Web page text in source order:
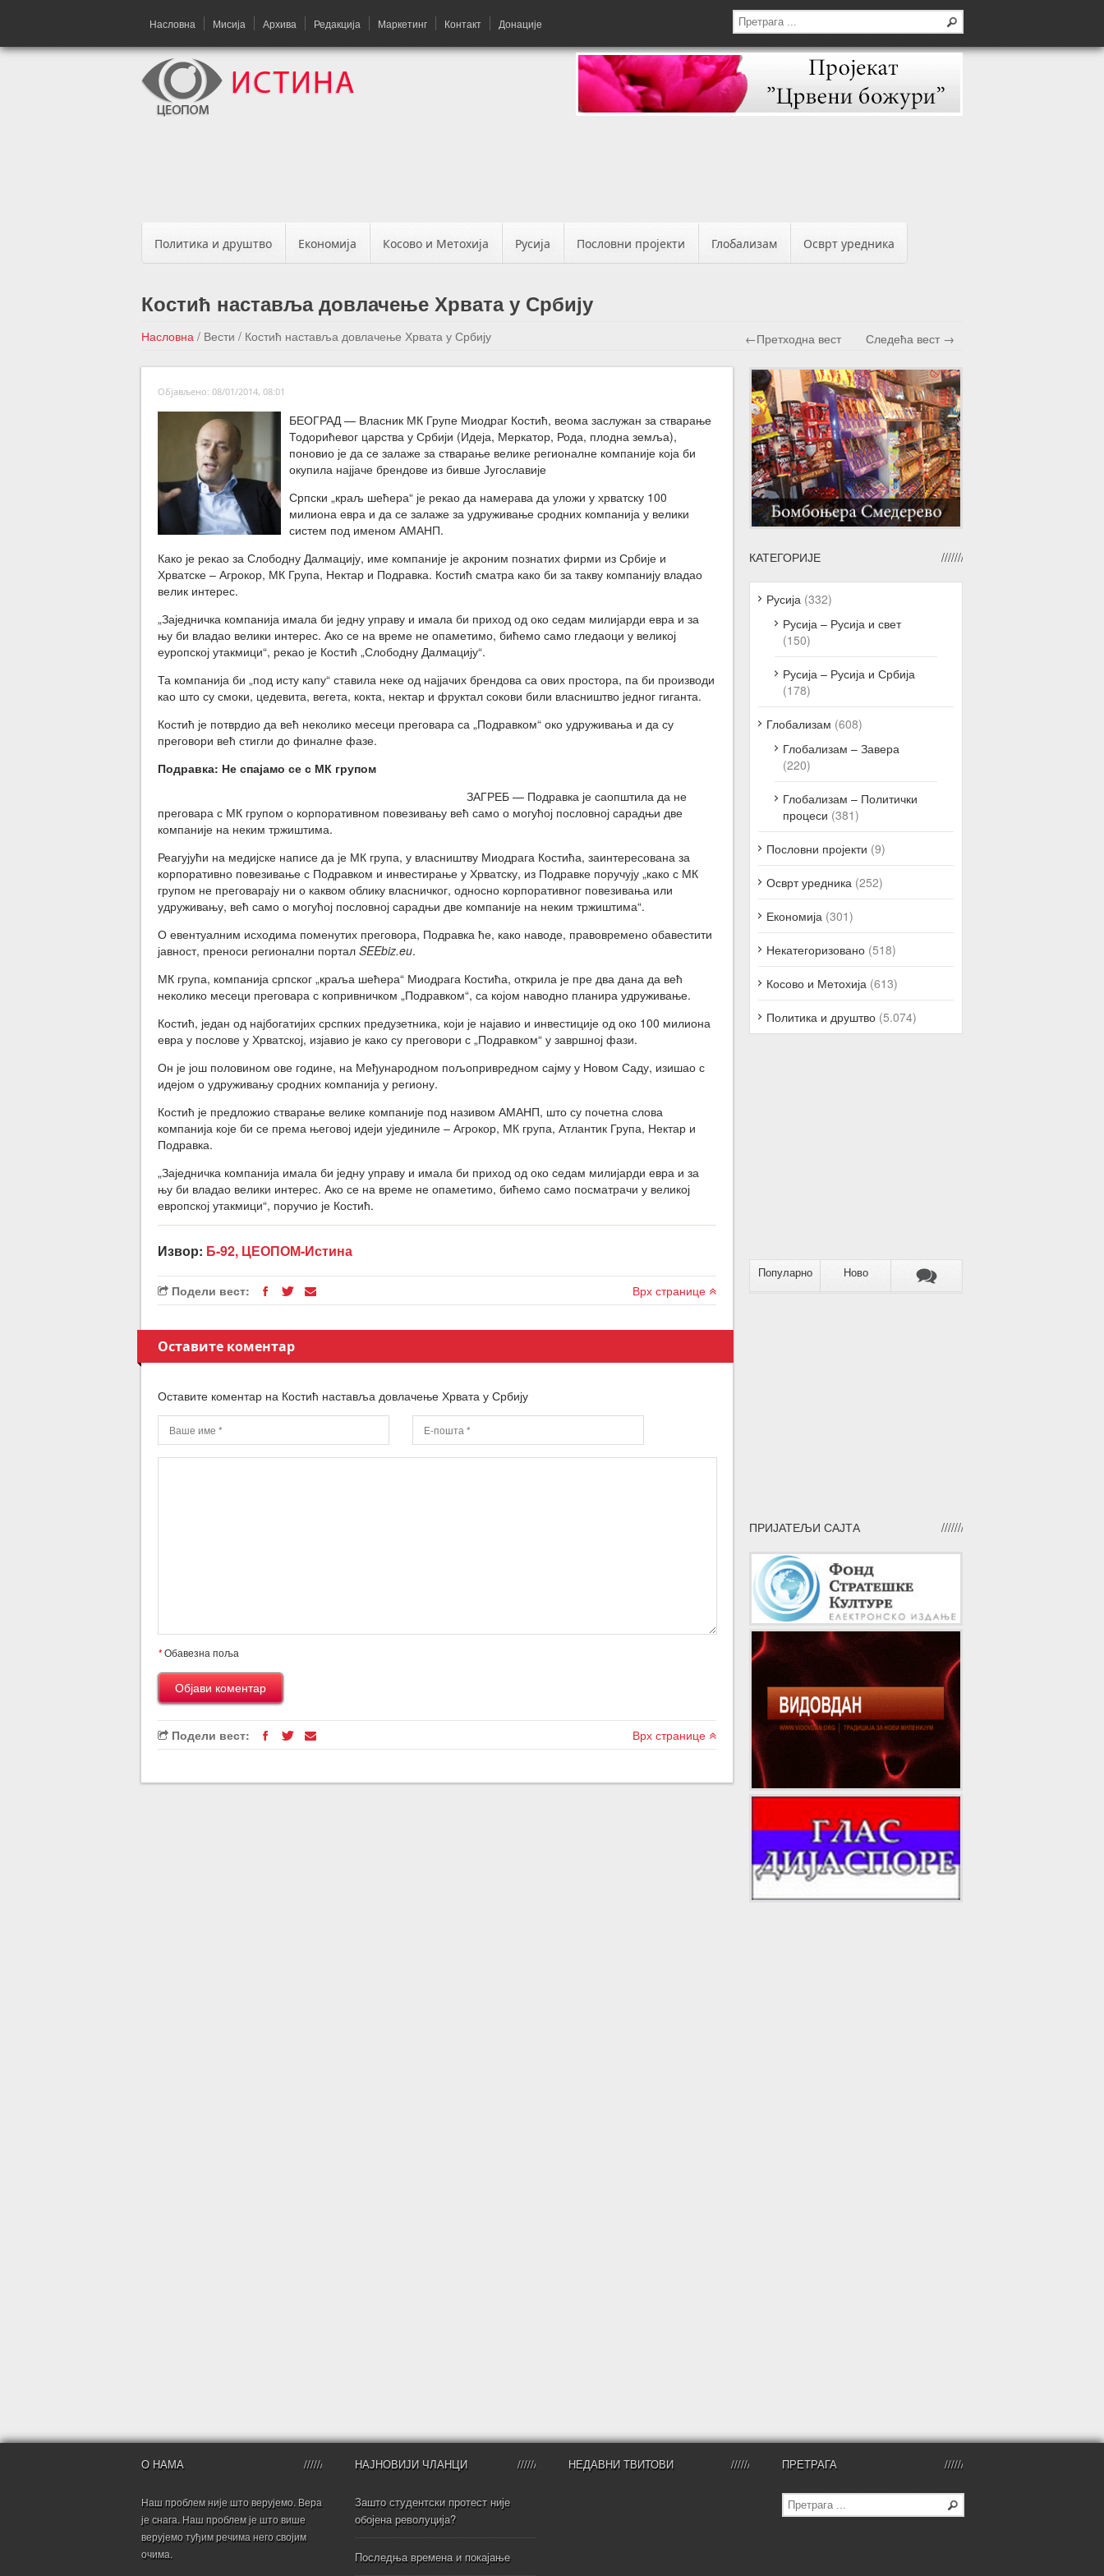
Насловна Мисија Архива Редакција Маркетинг Контакт Донације
Политика и друштво Економија Косово и Метохија Русија Пословни пројекти Глобализам Осврт уредника
Костић наставља довлачење Хрвата у Србију
Насловна / Вести / Костић наставља довлачење Хрвата у Србију ←Претходна вест Следећа вест →
Објављено: 08/01/2014, 08:01
БЕОГРАД — Власник МК Групе Миодраг Костић, веома заслужан за стварање
Тодорићевог царства у Србији (Идеја, Меркатор, Рода, плодна земља),
поновио је да се залаже за стварање велике регионалне компаније која би
окупила најјаче брендове из бивше Југославије
Српски „краљ шећера“ је рекао да намерава да уложи у хрватску 100
милиона евра и да се залаже за удруживање сродних компанија у велики
систем под именом АМАНП.
Како је рекао за Слободну Далмацију, име компаније је акроним познатих фирми из Србије и
Хрватске – Агрокор, МК Група, Нектар и Подравка. Костић сматра како би за такву компанију владао
велик интерес.
„Заједничка компанија имала би једну управу и имала би приход од око седам милијарди евра и за
њу би владао велики интерес. Ако се на време не опаметимо, бићемо само гледаоци у великој
еуропској утакмици“, рекао је Костић „Слободну Далмацију“.
Та компанија би „под исту капу“ ставила неке од најјачих брендова са ових простора, па би производи
као што су смоки, цедевита, вегета, кокта, нектар и фруктал сокови били власништво једног гиганта.
Костић је потврдио да већ неколико месеци преговара са „Подравком“ око удруживања и да су
преговори већ стигли до финалне фазе.
Подравка: Не спајамо се с МК групом
ЗАГРЕБ — Подравка је саопштила да не
преговара с МК групом о корпоративном повезивању већ само о могућој пословној сарадњи две
компаније на неким тржиштима.
Реагујући на медијске написе да је МК група, у власништву Миодрага Костића, заинтересована за
корпоративно повезивање с Подравком и инвестирање у Хрватску, из Подравке поручују „како с МК
групом не преговарају ни о каквом облику власничког, односно корпоративног повезивања или
удруживању, већ само о могућој пословној сарадњи две компаније на неким тржиштима“.
О евентуалним исходима поменутих преговора, Подравка ће, како наводе, правовремено обавестити
јавност, преноси регионални портал SEEbiz.eu.
МК група, компанија српског „краља шећера“ Миодрага Костића, открила је пре два дана да већ
неколико месеци преговара с копривничком „Подравком“, са којом наводно планира удруживање.
Костић, један од најбогатијих срспких предузетника, који је најавио и инвестиције од око 100 милиона
евра у послове у Хрватској, изјавио је како су преговори с „Подравком“ у завршној фази.
Он је још половином ове године, на Међународном пољопривредном сајму у Новом Саду, изишао с
идејом о удруживању сродних компанија у региону.
Костић је предложио стварање велике компаније под називом АМАНП, што су почетна слова
компанија које би се према његовој идеји ујединиле – Агрокор, МК група, Атлантик Група, Нектар и
Подравка.
„Заједничка компанија имала би једну управу и имала би приход од око седам милијарди евра и за
њу би владао велики интерес. Ако се на време не опаметимо, бићемо само посматрачи у великој
европској утакмици“, поручио је Костић.
Извор: Б-92, ЦЕОПОМ-Истина
Подели вест: Врх странице
Оставите коментар
Оставите коментар на Костић наставља довлачење Хрвата у Србију
*Обавезна поља
Подели вест: Врх странице
КАТЕГОРИЈЕ
Русија (332)
Русија – Русија и свет
(150)
Русија – Русија и Србија
(178)
Глобализам (608)
Глобализам – Завера
(220)
Глобализам – Политички
процеси (381)
Пословни пројекти (9)
Осврт уредника (252)
Економија (301)
Некатегоризовано (518)
Косово и Метохија (613)
Политика и друштво (5.074)
Популарно Ново
ПРИЈАТЕЉИ САЈТА
О НАМА
Наш проблем није што верујемо. Вера
је снага. Наш проблем је што више
верујемо туђим речима него својим
очима.
НАЈНОВИЈИ ЧЛАНЦИ
Зашто студентски протест није
обојена револуција?
Последња времена и покајање
НЕДАВНИ ТВИТОВИ ПРЕТРАГА